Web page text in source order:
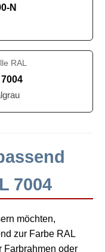
N
RAL
7004
möchten,
zur Farbe RAL
Farbrahmen oder